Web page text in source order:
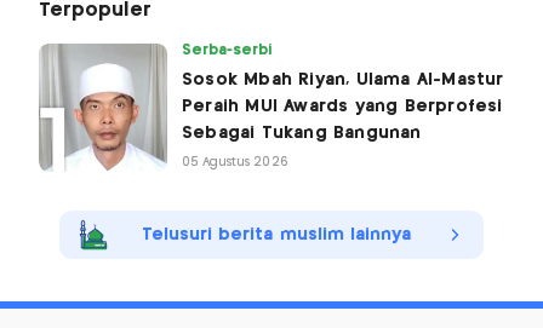
Terpopuler
Serba-serbi
Sosok Mbah Riyan, Ulama Al-Mastur
Peraih MUI Awards yang Berprofesi
Sebagai Tukang Bangunan
05 Agustus 2026
Telusuri berita muslim lainnya